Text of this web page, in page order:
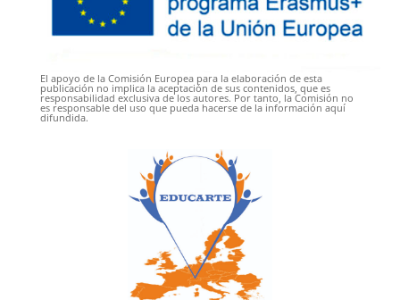
El apoyo de la Comisión Europea para la elaboración de esta
publicación no implica la aceptación de sus contenidos, que es
responsabilidad exclusiva de los autores. Por tanto, la Comisión no
es responsable del uso que pueda hacerse de la información aquí
difundida.